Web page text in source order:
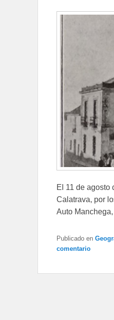
El 11 de
Calatrava, por
Auto
Publicado en
comentario